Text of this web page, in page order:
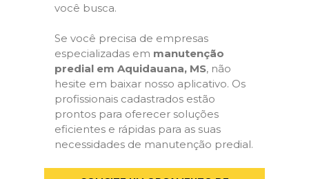
você busca.
Se você precisa de empresas
especializadas em manutenção
predial em Aquidauana, MS, não
hesite em baixar nosso aplicativo. Os
profissionais cadastrados estão
prontos para oferecer soluções
eficientes e rápidas para as suas
necessidades de manutenção predial.